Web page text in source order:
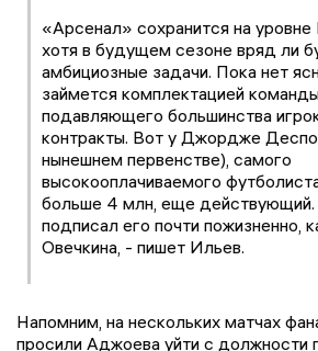
«Арсенал» сохранится на уровне
хотя в будущем сезоне вряд ли
амбициозные задачи. Пока нет
займется комплектацией
подавляющего большинства
контракты. Вот у Джордже
нынешнем первенстве), самого
высокооплачиваемого
больше 4 млн, еще
подписал его почти пожизненно,
Овечкина, - пишет Ильев.
Напомним, на нескольких матчах
просили Аджоева уйти с должности